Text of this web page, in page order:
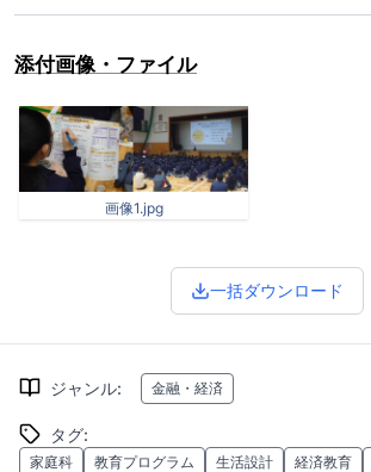
添付画像・ファイル
画像1.jpg
一括ダウンロード
ジャンル: 金融・経済
タグ:
家庭科 教育プログラム 生活設計 経済教育